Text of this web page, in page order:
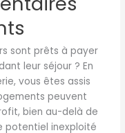
sont prêts à payer
leur séjour ? En
vous êtes assis
peuvent
bien au-delà de
potentiel inexploité